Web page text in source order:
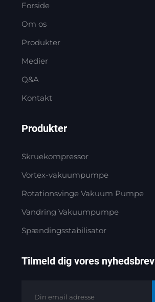
Forside
Om os
Produkter
Medier
Q&A
Kontakt
Produkter
Skruekompressor
Vortex-vakuumpumpe
Rotationsvinge Vakuum Pumpe
Vandring Vakuumpumpe
Spændingsstabilisator
Tilmeld dig vores nyhedsbrev